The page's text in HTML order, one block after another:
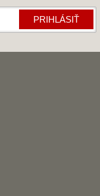
PRIHLÁSIŤ